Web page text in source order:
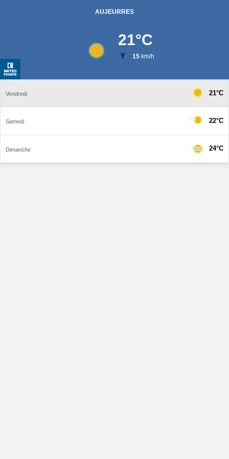
AUJEURRES
21°C
15km/h
Vendredi 21°C
Samedi 22°C
Dimanche 24°C